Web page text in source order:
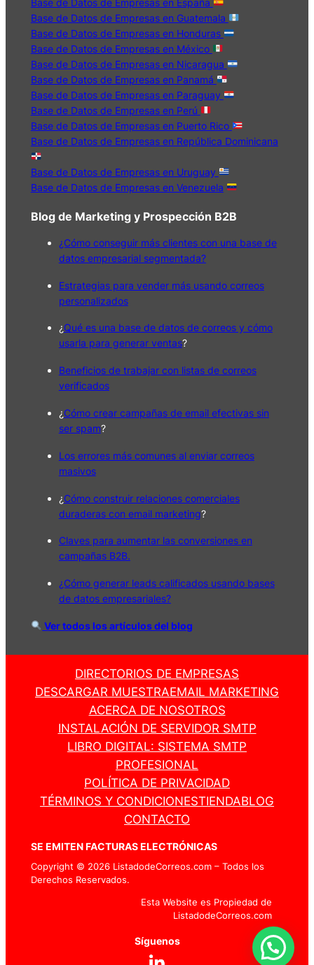
Base de Datos de Empresas en Guatemala
Base de Datos de Empresas en Honduras
Base de Datos de Empresas en México
Base de Datos de Empresas en Nicaragua
Base de Datos de Empresas en Panamá
Base de Datos de Empresas en Paraguay
Base de Datos de Empresas en Perú
Base de Datos de Empresas en Puerto Rico
Base de Datos de Empresas en República Dominicana
Base de Datos de Empresas en Uruguay
Base de Datos de Empresas en Venezuela
Blog de Marketing y Prospección B2B
¿Cómo conseguir más clientes con una base de
datos empresarial segmentada?
Estrategias para vender más usando correos
personalizados
¿Qué es una base de datos de correos y cómo
usarla para generar ventas?
Beneficios de trabajar con listas de correos
verificados
¿Cómo crear campañas de email efectivas sin
ser spam?
Los errores más comunes al enviar correos
masivos
¿Cómo construir relaciones comerciales
duraderas con email marketing?
Claves para aumentar las conversiones en
campañas B2B.
¿Cómo generar leads calificados usando bases
de datos empresariales?
Ver todos los artículos del blog
DIRECTORIOS DE EMPRESAS
DESCARGAR MUESTRAEMAIL MARKETING
ACERCA DE NOSOTROS
INSTALACIÓN DE SERVIDOR SMTP
LIBRO DIGITAL: SISTEMA SMTP
PROFESIONAL
POLÍTICA DE PRIVACIDAD
TÉRMINOS Y CONDICIONESTIENDABLOG
CONTACTO
SE EMITEN FACTURAS ELECTRÓNICAS
Copyright © 2026 ListadodeCorreos.com – Todos los
Derechos Reservados.
Esta Website es Propiedad de
ListadodeCorreos.com
Síguenos